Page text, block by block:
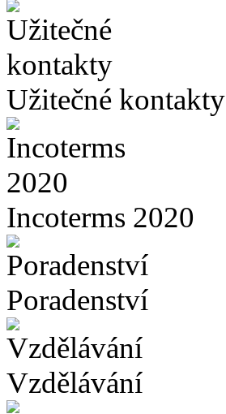
Užitečné kontakty
Incoterms 2020
Poradenství
Vzdělávání